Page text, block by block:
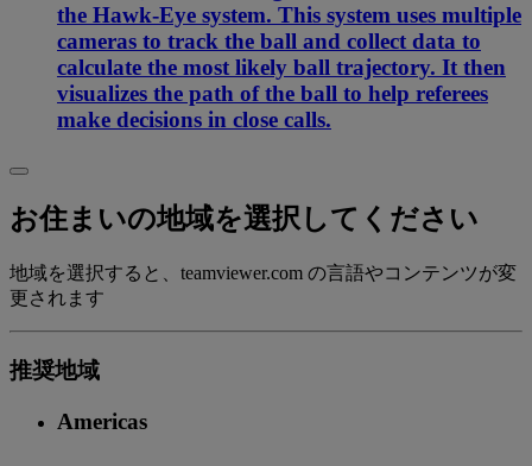
the Hawk-Eye system. This system uses multiple
cameras to track the ball and collect data to
calculate the most likely ball trajectory. It then
visualizes the path of the ball to help referees
make decisions in close calls.
お住まいの地域を選択してください
地域を選択すると、teamviewer.com の言語やコンテンツが変
更されます
推奨地域
Americas